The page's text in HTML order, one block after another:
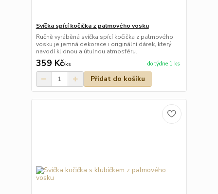
Svíčka spící kočička z palmového vosku
Ručně vyráběná svíčka spící kočička z palmového
vosku je jemná dekorace i originální dárek, který
navodí klidnou a útulnou atmosféru.
359 Kč/ks do týdne 1 ks
Přidat do košíku